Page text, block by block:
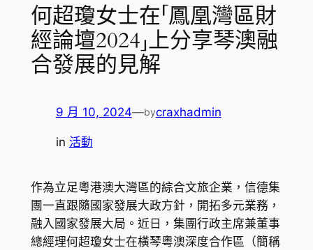
何超瓊女士在「鳳凰灣區財
經論壇2024」上分享琴澳融
合發展的見解
9 月 10, 2024—bycraxhadmin
in 活動
作為立足粵港澳大灣區的綜合文旅企業，信德集
團一直跟隨國家發展大政方針，開拓多元業務，
融入國家發展大局。近日，集團行政主席兼董事
總經理何超瓊女士在橫琴粵澳深度合作區（簡稱